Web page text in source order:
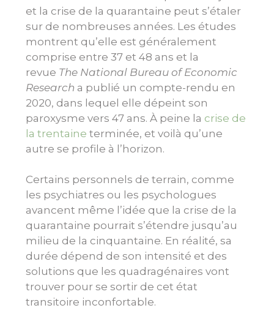
et la crise de la quarantaine peut s’étaler
sur de nombreuses années. Les études
montrent qu’elle est généralement
comprise entre 37 et 48 ans et la
revue The National Bureau of Economic
Research a publié un compte-rendu en
2020, dans lequel elle dépeint son
paroxysme vers 47 ans. À peine la crise de
la trentaine terminée, et voilà qu’une
autre se profile à l’horizon.
Certains personnels de terrain, comme
les psychiatres ou les psychologues
avancent même l’idée que la crise de la
quarantaine pourrait s’étendre jusqu’au
milieu de la cinquantaine. En réalité, sa
durée dépend de son intensité et des
solutions que les quadragénaires vont
trouver pour se sortir de cet état
transitoire inconfortable.